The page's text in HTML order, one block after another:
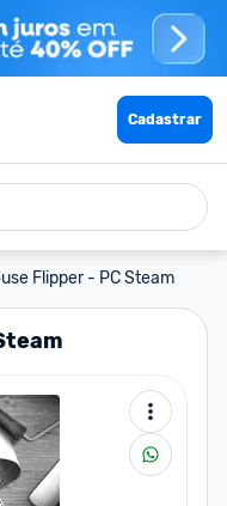
Cadastrar
Flipper - PC Steam